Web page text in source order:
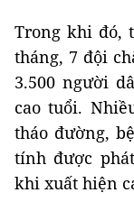
Trong khi đó,
tháng, 7 đội
3.500 người
cao tuổi.
tháo đường,
tính được
khi xuất hiện